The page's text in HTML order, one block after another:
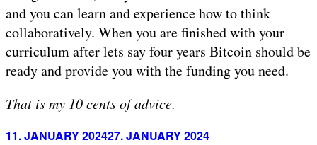
and you can learn and experience how to think
collaboratively. When you are finished with your
curriculum after lets say four years Bitcoin should be
ready and provide you with the funding you need.
That is my 10 cents of advice.
Posted
11. JANUARY 202427. JANUARY 2024